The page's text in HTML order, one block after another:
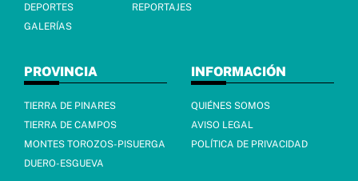
DEPORTES
REPORTAJES
GALERÍAS
PROVINCIA
TIERRA DE PINARES
TIERRA DE CAMPOS
MONTES TOROZOS-PISUERGA
DUERO-ESGUEVA
INFORMACIÓN
QUIÉNES SOMOS
AVISO LEGAL
POLÍTICA DE PRIVACIDAD